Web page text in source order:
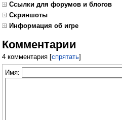
Ссылки для форумов и блогов
Скриншоты
Информация об игре
Комментарии
4 комментария[спрятать]
Имя: